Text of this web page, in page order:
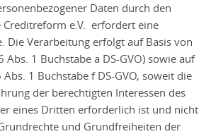
Daten durch den
Creditreform e.V. erfordert eine
Die Verarbeitung erfolgt auf Basis von
Abs. 1 Buchstabe a DS-GVO) sowie auf
1 Buchstabe f DS-GVO, soweit die
der berechtigten Interessen des
eines Dritten erforderlich ist und nicht
und Grundfreiheiten der